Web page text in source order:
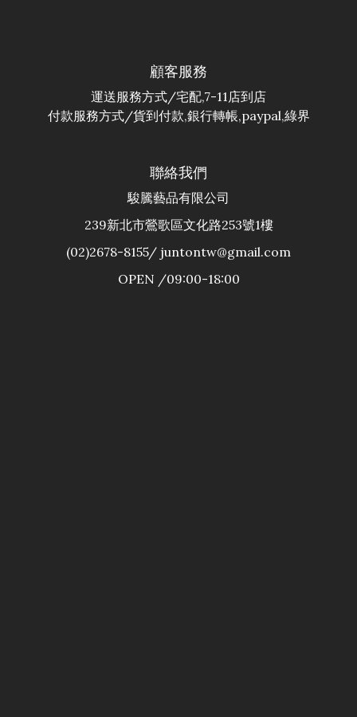
顧客服務
運送服務方式/宅配,7-11店到店
付款服務方式/貨到付款,銀行轉帳,paypal,綠界
聯絡我們
駿騰藝品有限公司
239新北市鶯歌區文化路253號1樓
(02)2678-8155/ juntontw@gmail.com
OPEN /09:00-18:00